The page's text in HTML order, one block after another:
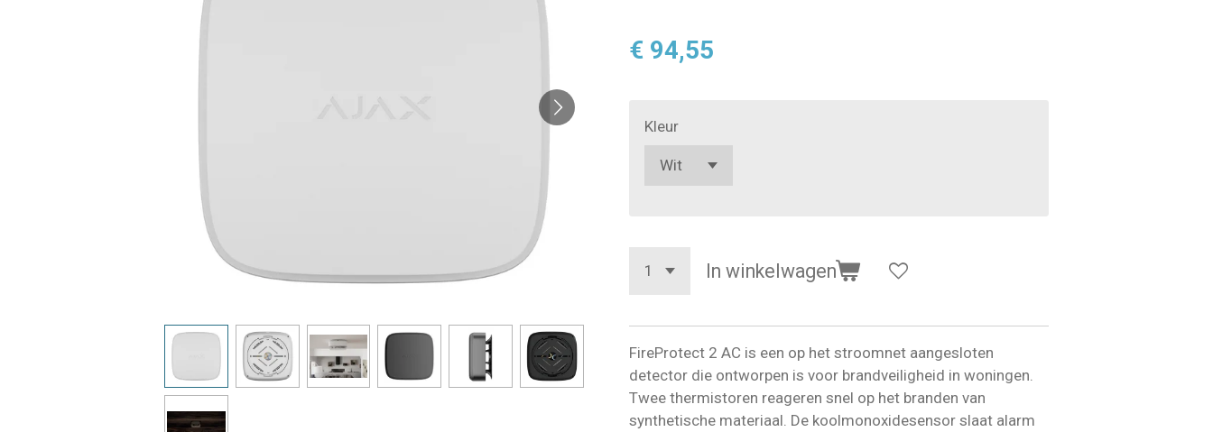
€ 94,55
Kleur
In winkelwagen
FireProtect 2 AC is een op het stroomnet aangesloten
detector die ontworpen is voor brandveiligheid in woningen.
Twee thermistoren reageren snel op het branden van
synthetische materiaal. De koolmonoxidesensor slaat alarm